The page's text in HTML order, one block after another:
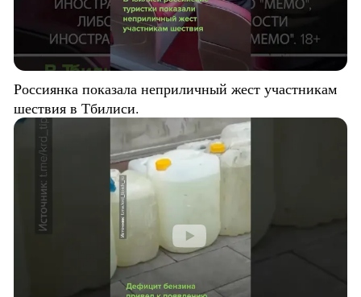
Россиянка показала неприличный жест участникам
шествия в Тбилиси.